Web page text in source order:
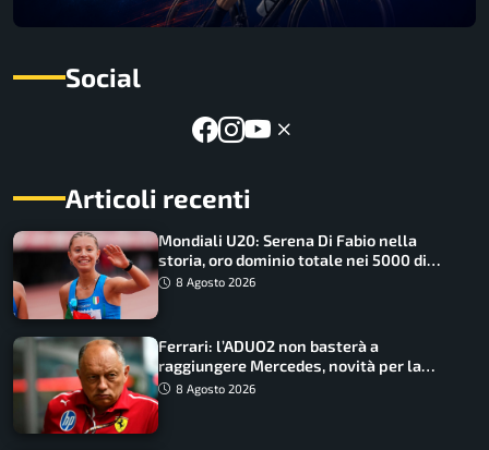
Social
Articoli recenti
Mondiali U20: Serena Di Fabio nella
storia, oro dominio totale nei 5000 di
marcia
8 Agosto 2026
Ferrari: l’ADUO2 non basterà a
raggiungere Mercedes, novità per la
Macarena
8 Agosto 2026